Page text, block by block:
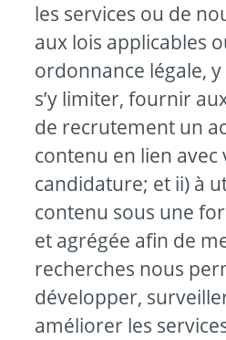
les services ou de
aux lois applicables
ordonnance légale,
s’y limiter, fournir
de recrutement un
contenu en lien avec
candidature; et ii) à
contenu sous une
et agrégée afin de
recherches nous
développer,
améliorer les